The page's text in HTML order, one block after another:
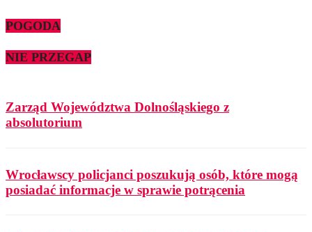
POGODA
NIE PRZEGAP
Zarząd Województwa Dolnośląskiego z
absolutorium
Wrocławscy policjanci poszukują osób, które mogą
posiadać informacje w sprawie potrącenia